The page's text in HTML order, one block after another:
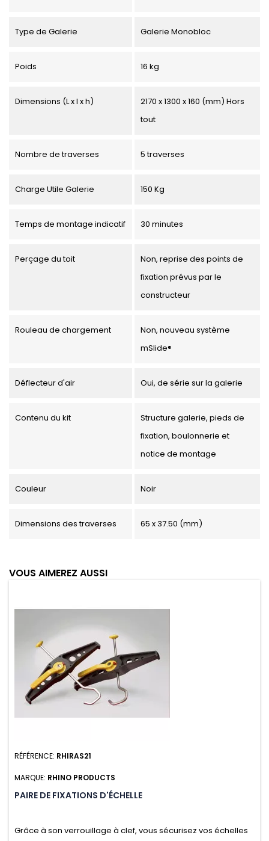
Type de Galerie Galerie Monobloc
Poids 16 kg
Dimensions (L x l x h)
2170 x 1300 x 160 (mm) Hors
tout
Nombre de traverses 5 traverses
Charge Utile Galerie 150 Kg
Temps de montage indicatif 30 minutes
Perçage du toit
Non, reprise des points de
fixation prévus par le
constructeur
Rouleau de chargement
Non, nouveau système
mSlide®
Déflecteur d'air Oui, de série sur la galerie
Contenu du kit
Structure galerie, pieds de
fixation, boulonnerie et
notice de montage
Couleur Noir
Dimensions des traverses 65 x 37.50 (mm)
VOUS AIMEREZ AUSSI
RÉFÉRENCE: RHIRAS21
MARQUE: RHINO PRODUCTS
PAIRE DE FIXATIONS D'ÉCHELLE
Grâce à son verrouillage à clef, vous sécurisez vos échelles